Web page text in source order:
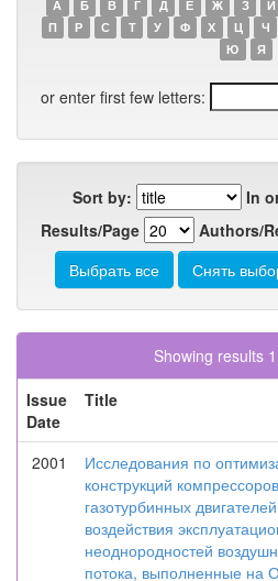
А Б В Г Д Е Ж З И
П
Р С Т У Ф Х Ц Ч
Ю
Я
or enter first few letters:
Sort by:
In
Results/Page
Authors/
Showing results
Issue
Date
Title
2001
Исследования по
конструкций компрессоров
газотурбинных
воздействия
неоднородностей
потока, выполненные